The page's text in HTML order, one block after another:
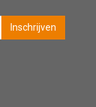
Inschrijven